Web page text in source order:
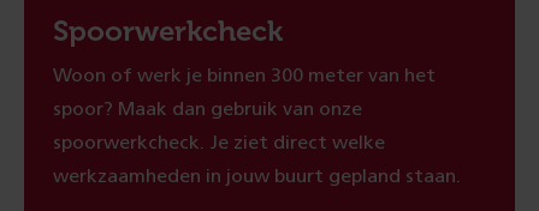
Spoorwerkcheck
Woon of werk je binnen 300 meter van het
spoor? Maak dan gebruik van onze
spoorwerkcheck. Je ziet direct welke
werkzaamheden in jouw buurt gepland staan.